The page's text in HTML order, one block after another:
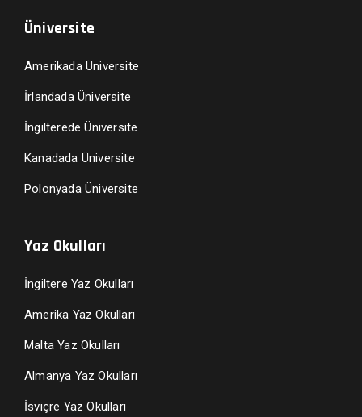
Üniversite
Amerikada Üniversite
İrlandada Üniversite
İngilterede Üniversite
Kanadada Üniversite
Polonyada Üniversite
Yaz Okulları
İngiltere Yaz Okulları
Amerika Yaz Okulları
Malta Yaz Okulları
Almanya Yaz Okulları
İsviçre Yaz Okulları